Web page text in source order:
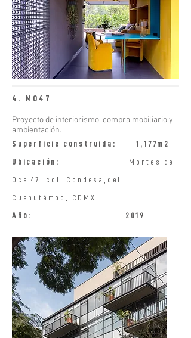
4. MO47
Proyecto de interiorismo, compra mobiliario y
ambientación.
Superficie construida: 1,177m2
Ubicación: Montes de
Oca 47, col. Condesa,del.
Cuahutémoc, CDMX.
Año: 2019